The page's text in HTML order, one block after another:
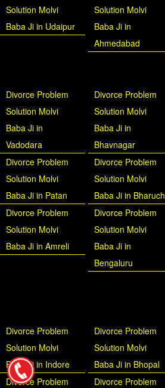
Solution Molvi
Baba Ji in Udaipur
Solution Molvi
Baba Ji in
Ahmedabad
Divorce Problem
Solution Molvi
Baba Ji in
Vadodara
Divorce Problem
Solution Molvi
Baba Ji in
Bhavnagar
Divorce Problem
Solution Molvi
Baba Ji in Patan
Divorce Problem
Solution Molvi
Baba Ji in Bharuch
Divorce Problem
Solution Molvi
Baba Ji in Amreli
Divorce Problem
Solution Molvi
Baba Ji in
Bengaluru
Divorce Problem
Solution Molvi
Baba Ji in Indore
Divorce Problem
Solution Molvi
Baba Ji in Bhopal
Divorce Problem
Divorce Problem